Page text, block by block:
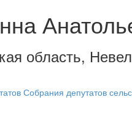
область,
Собрания депутатов